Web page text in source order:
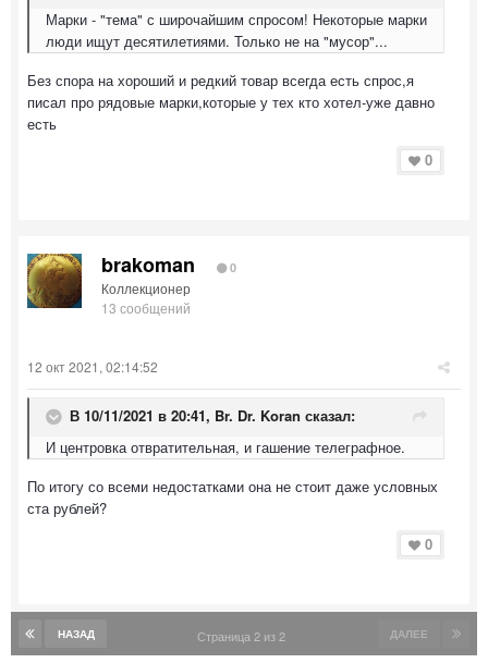
Марки - "тема" с широчайшим спросом! Некоторые марки
люди ищут десятилетиями. Только не на "мусор"...
Без спора на хороший и редкий товар всегда есть спрос,я
писал про рядовые марки,которые у тех кто хотел-уже давно
есть
0
brakoman 0
Коллекционер
13 сообщений
12 окт 2021, 02:14:52
В 10/11/2021 в 20:41, Br. Dr. Koran сказал:
И центровка отвратительная, и гашение телеграфное.
По итогу со всеми недостатками она не стоит даже условных
ста рублей?
0
НАЗАД ДАЛЕЕ
Страница 2 из 2